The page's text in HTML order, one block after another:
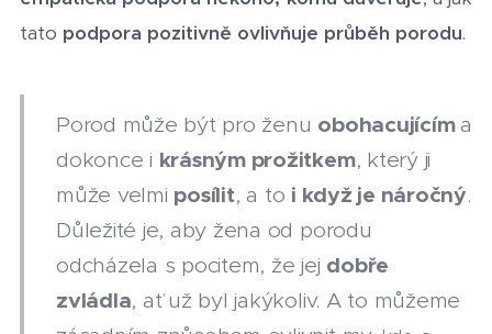
tato podpora pozitivně ovlivňuje průběh porodu.
Porod může být pro ženu obohacujícím a
dokonce i krásným prožitkem, který ji
může velmi posílit, a to i když je náročný.
Důležité je, aby žena od porodu
odcházela s pocitem, že jej dobře
zvládla, ať už byl jakýkoliv. A to můžeme